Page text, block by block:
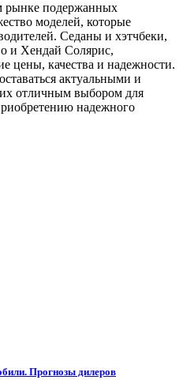
рынке подержанных
моделей, которые
Седаны и хэтчбеки,
и Хендай Солярис,
цены, качества и надежности.
актуальными и
отличным выбором для
надежного
Прогнозы дилеров